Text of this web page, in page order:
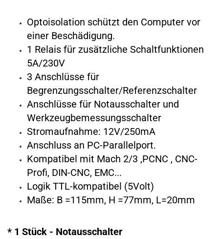
Optoisolation schützt den Computer vor
einer Beschädigung.
1 Relais für zusätzliche Schaltfunktionen
5A/230V
3 Anschlüsse für
Begrenzungsschalter/Referenzschalter
Anschlüsse für Notausschalter und
Werkzeugbemessungsschalter
Stromaufnahme: 12V/250mA
Anschluss an PC-Parallelport.
Kompatibel mit Mach 2/3 ,PCNC , CNC-
Profi, DIN-CNC, EMC...
Logik TTL-kompatibel (5Volt)
Maße: B =115mm, H =77mm, L=20mm
* 1 Stück - Notausschalter